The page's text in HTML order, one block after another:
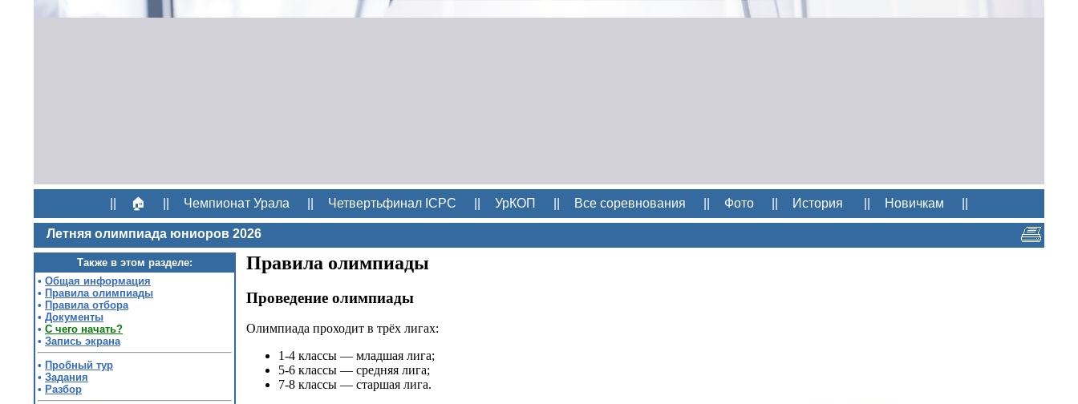
🏠 Чемпионат Урала Четвертьфинал ICPC УрКОП Все соревнования Фото История Новичкам
Летняя олимпиада юниоров 2026
Также в этом разделе:
• Общая информация
• Правила олимпиады
• Правила отбора
• Документы
• С чего начать?
• Запись экрана
• Пробный тур
• Задания
• Разбор
Правила олимпиады
Проведение олимпиады
Олимпиада проходит в трёх лигах:
1-4 классы — младшая лига;
5-6 классы — средняя лига;
7-8 классы — старшая лига.